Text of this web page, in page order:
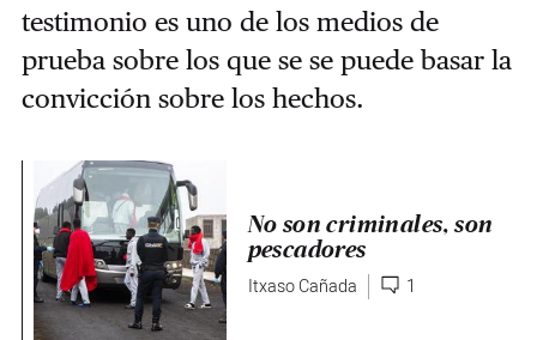
testimonio es uno de los medios de
prueba sobre los que se se puede basar la
convicción sobre los hechos.
No son criminales, son
pescadores
Itxaso Cañada 1